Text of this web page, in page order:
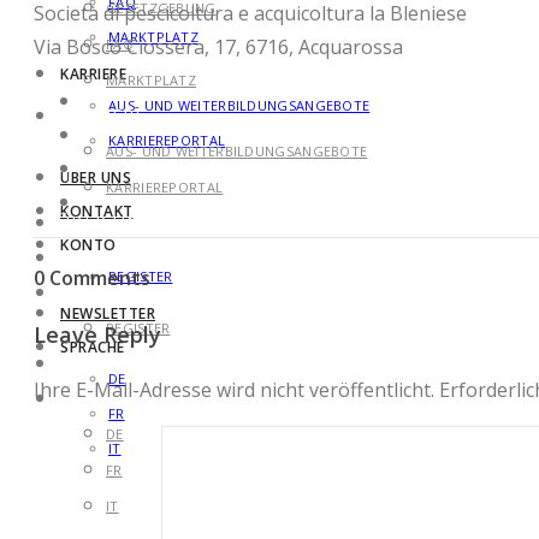
MARKTPLATZ
KARRIERE
AUS- UND WEITERBILDUNGSANGEBOTE
KARRIEREPORTAL
ÜBER UNS
KONTAKT
KONTO
REGISTER
NEWSLETTER
SPRACHE
DE
FR
IT
GESETZGEBUNG
FAQ
MARKTPLATZ
KARRIERE
AUS- UND WEITERBILDUNGSANGEBOTE
KARRIEREPORTAL
ÜBER UNS
KONTAKT
KONTO
REGISTER
SPRACHE
DE
FR
IT
Società di pescicoltura e acquicoltura la Bleniese
Via Bosco Ciossera, 17, 6716, Acquarossa
0 Comments
Leave Reply
Ihre E-Mail-Adresse wird nicht veröffentlicht.